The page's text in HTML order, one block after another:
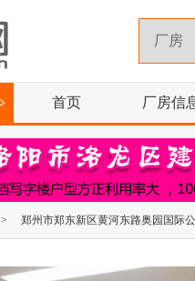
首页 厂房信
> 郑州市郑东新区黄河东路奥园国际